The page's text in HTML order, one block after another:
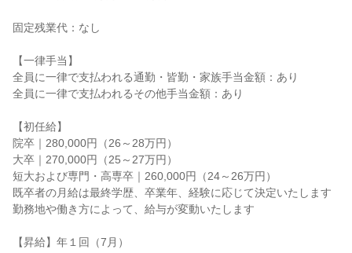
固定残業代：なし
【一律手当】
全員に一律で支払われる通勤・皆勤・家族手当金額：あり
全員に一律で支払われるその他手当金額：あり
【初任給】
院卒｜280,000円（26～28万円）
大卒｜270,000円（25～27万円）
短大および専門・高専卒｜260,000円（24～26万円）
既卒者の月給は最終学歴、卒業年、経験に応じて決定いたします
勤務地や働き方によって、給与が変動いたします
【昇給】年１回（7月）